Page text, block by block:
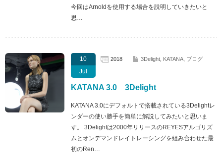
今回はArnoldを使用する場合を説明していきたいと
思…
10
Jul
2018 3Delight, KATANA, ブログ
KATANA 3.0 3Delight
KATANA 3.0にデフォルトで搭載されている3Delightレ
ンダーの使い勝手を簡単に解説してみたいと思いま
す。 3Delightは2000年リリースのREYESアルゴリズ
ムとオンデマンドレイトレーシングを組み合わせた最
初のRen…